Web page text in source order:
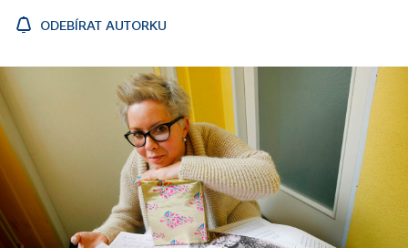
ODEBÍRAT AUTORKU